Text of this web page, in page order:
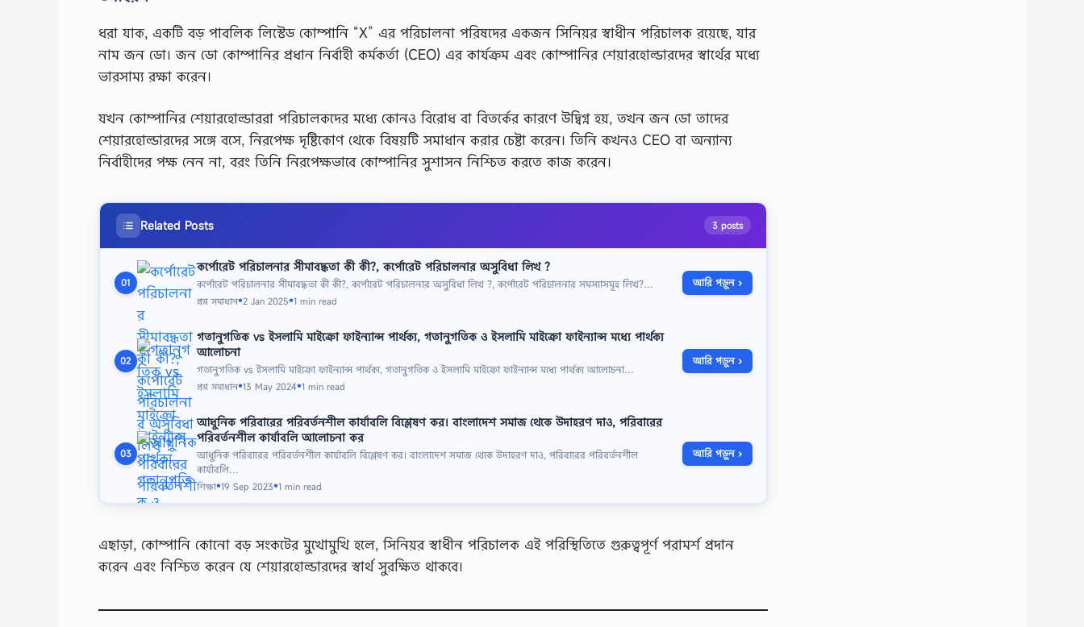
ধরা যাক, একটি বড় পাবলিক লিস্টেড কোম্পানি “X” এর পরিচালনা পরিষদের একজন সিনিয়র স্বাধীন পরিচালক রয়েছে, যার
নাম জন ডো। জন ডো কোম্পানির প্রধান নির্বাহী কর্মকর্তা (CEO) এর কার্যক্রম এবং কোম্পানির শেয়ারহোল্ডারদের স্বার্থের মধ্যে
ভারসাম্য রক্ষা করেন।
যখন কোম্পানির শেয়ারহোল্ডাররা পরিচালকদের মধ্যে কোনও বিরোধ বা বিতর্কের কারণে উদ্বিগ্ন হয়, তখন জন ডো তাদের
শেয়ারহোল্ডারদের সঙ্গে বসে, নিরপেক্ষ দৃষ্টিকোণ থেকে বিষয়টি সমাধান করার চেষ্টা করেন। তিনি কখনও CEO বা অন্যান্য
নির্বাহীদের পক্ষ নেন না, বরং তিনি নিরপেক্ষভাবে কোম্পানির সুশাসন নিশ্চিত করতে কাজ করেন।
Related Posts 3 posts
01
কর্পোরেট পরিচালনার সীমাবদ্ধতা কী কী?, কর্পোরেট পরিচালনার অসুবিধা লিখ ?
কর্পোরেট পরিচালনার সীমাবদ্ধতা কী কী?, কর্পোরেট পরিচালনার অসুবিধা লিখ ?, কর্পোরেট পরিচালনার সমস্যাসমূহ লিখ?…
প্রশ্ন সমাধান●2 Jan 2025●1 min read
আরি পড়ুন ›
02
গতানুগতিক vs ইসলামি মাইক্রো ফাইন্যান্স পার্থক্য, গতানুগতিক ও ইসলামি মাইক্রো ফাইন্যান্স মধ্যে পার্থক্য
আলোচনা
গতানুগতিক vs ইসলামি মাইক্রো ফাইন্যান্স পার্থক্য, গতানুগতিক ও ইসলামি মাইক্রো ফাইন্যান্স মধ্যে পার্থক্য আলোচনা…
প্রশ্ন সমাধান●13 May 2024●1 min read
আরি পড়ুন ›
03
আধুনিক পরিবারের পরিবর্তনশীল কার্যাবলি বিশ্লেষণ কর। বাংলাদেশ সমাজ থেকে উদাহরণ দাও, পরিবারের
পরিবর্তনশীল কার্যাবলি আলোচনা কর
আধুনিক পরিবারের পরিবর্তনশীল কার্যাবলি বিশ্লেষণ কর। বাংলাদেশ সমাজ থেকে উদাহরণ দাও, পরিবারের পরিবর্তনশীল
কার্যাবলি…
শিক্ষা●19 Sep 2023●1 min read
আরি পড়ুন ›
এছাড়া, কোম্পানি কোনো বড় সংকটের মুখোমুখি হলে, সিনিয়র স্বাধীন পরিচালক এই পরিস্থিতিতে গুরুত্বপূর্ণ পরামর্শ প্রদান
করেন এবং নিশ্চিত করেন যে শেয়ারহোল্ডারদের স্বার্থ সুরক্ষিত থাকবে।